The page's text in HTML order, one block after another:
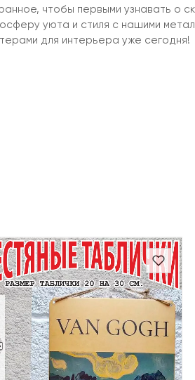
чтобы первыми узнавать о
уюта и стиля с нашими
для интерьера уже сегодня!